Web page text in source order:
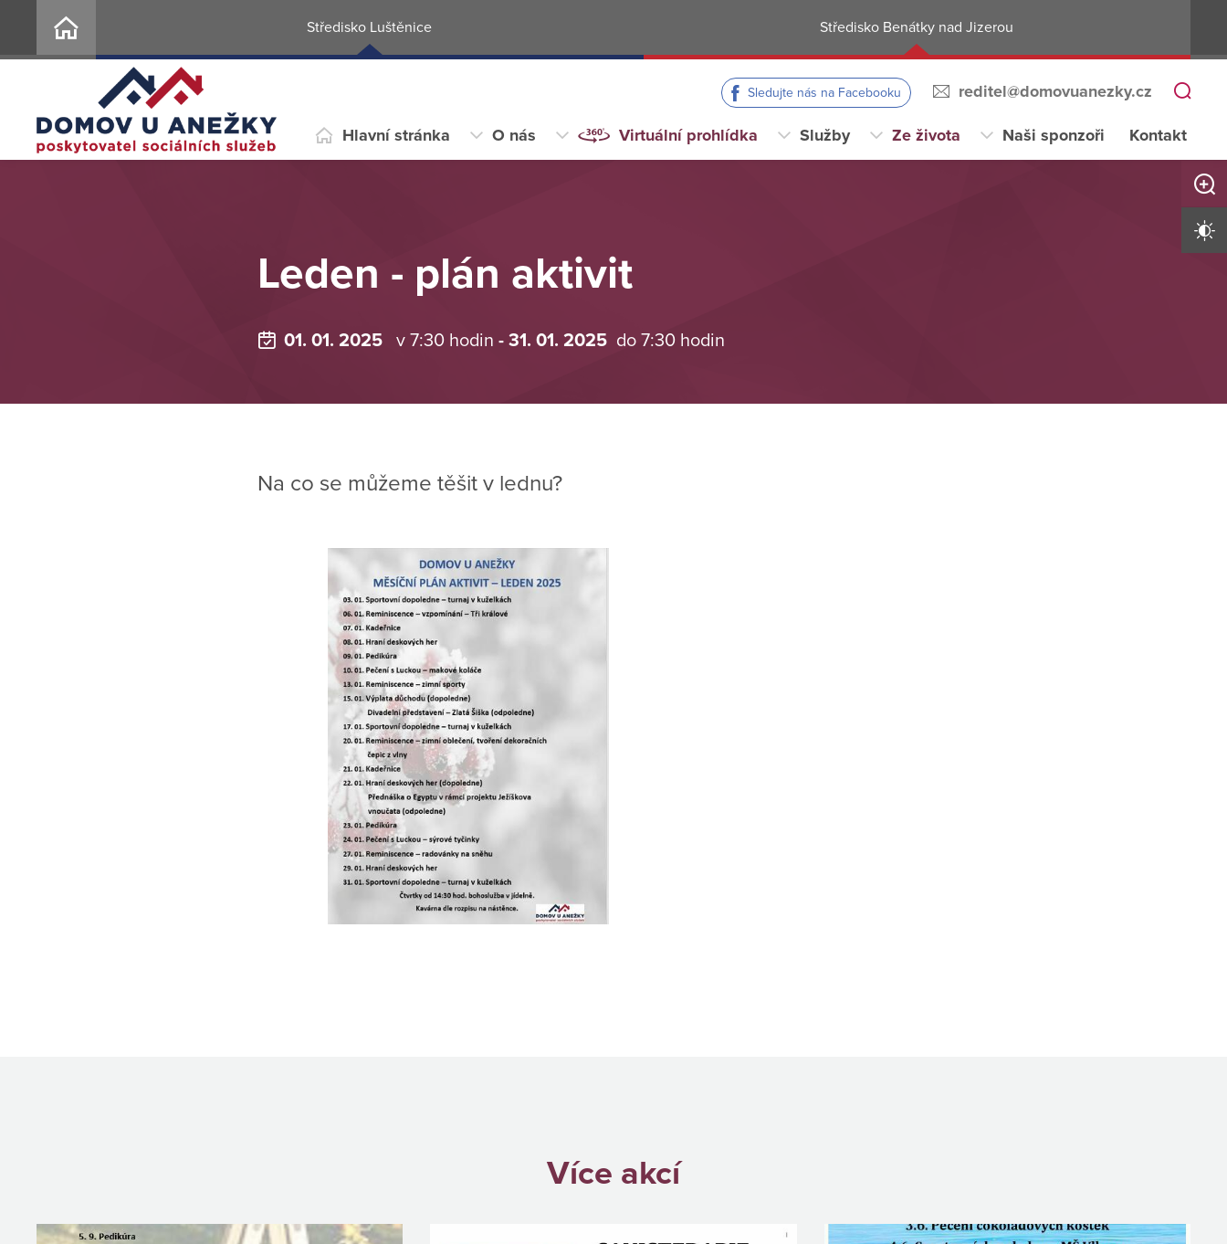
Středisko Luštěnice Středisko Benátky nad Jizerou
Sledujte nás na Facebooku reditel@domovuanezky.cz
Hlavní stránka O nás Virtuální prohlídka Služby Ze života Naši sponzoři Kontakt
Leden - plán aktivit
01. 01. 2025 v 7:30 hodin - 31. 01. 2025 do 7:30 hodin
Na co se můžeme těšit v lednu?
Více akcí